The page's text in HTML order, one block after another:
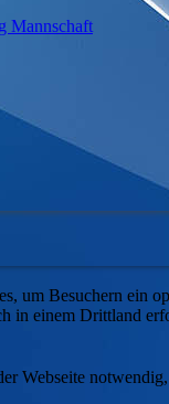
Mannschaft
um Besuchern ein
in einem Drittland
Webseite